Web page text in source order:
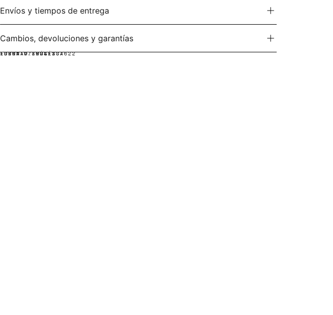
Envíos y tiempos de entrega
Cambios, devoluciones y garantías
IDIOMA:INGLÉS
FORMATO:RÚSTICA
ISBN: 9780241337622